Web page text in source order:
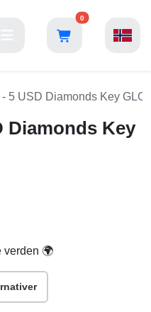
0
5 USD Diamonds Key
Diamonds Key
verden 🌍